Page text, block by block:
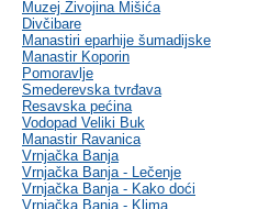
Muzej Živojina Mišića
Divčibare
Manastiri eparhije šumadijske
Manastir Koporin
Pomoravlje
Smederevska tvrđava
Resavska pećina
Vodopad Veliki Buk
Manastir Ravanica
Vrnjačka Banja
Vrnjačka Banja - Lečenje
Vrnjačka Banja - Kako doći
Vrnjačka Banja - Klima